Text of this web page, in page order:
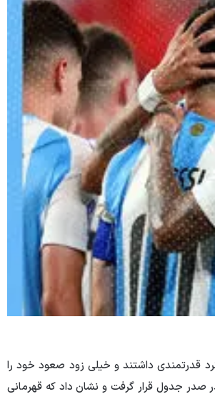
قدرتمندی داشتند و خیلی زود صعود خود را
صدر جدول قرار گرفت و نشان داد که قهرمانی